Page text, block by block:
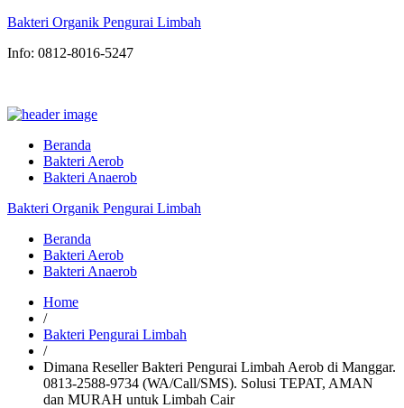
Bakteri Organik Pengurai Limbah
Info: 0812-8016-5247
Beranda
Bakteri Aerob
Bakteri Anaerob
Bakteri Organik Pengurai Limbah
Beranda
Bakteri Aerob
Bakteri Anaerob
Home
/
Bakteri Pengurai Limbah
/
Dimana Reseller Bakteri Pengurai Limbah Aerob di Manggar.
0813-2588-9734 (WA/Call/SMS). Solusi TEPAT, AMAN
dan MURAH untuk Limbah Cair